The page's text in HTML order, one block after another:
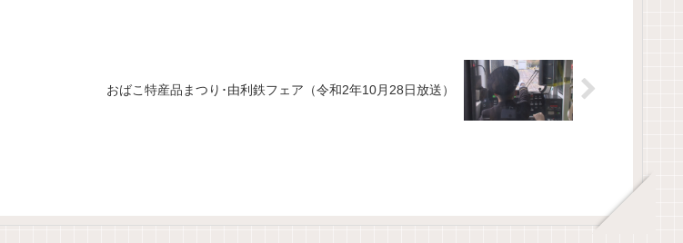
おばこ特産品まつり･由利鉄フェア（令和2年10月28日放送）